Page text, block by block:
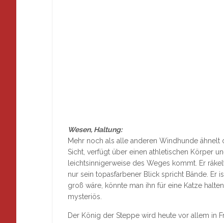
Wesen, Haltung:
Mehr noch als alle anderen Windhunde ähnelt
Sicht, verfügt über einen athletischen Körper
leichtsinnigerweise des Weges kommt. Er
nur sein topasfarbener Blick spricht Bände. Er
groß wäre, könnte man ihn für eine Katze
mysteriös.
Der König der Steppe wird heute vor allem in